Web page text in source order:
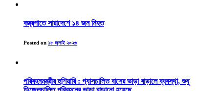
বজ্রপাতে সারাদেশে ১৪ জন নিহত
Posted on ১৮ জুলাই ২০২৬
পরিবহনমন্ত্রীর হুশিয়ারি : গ্যাসচালিত বাসের ভাড়া বাড়ালে ব্যবস্থা, শুধু